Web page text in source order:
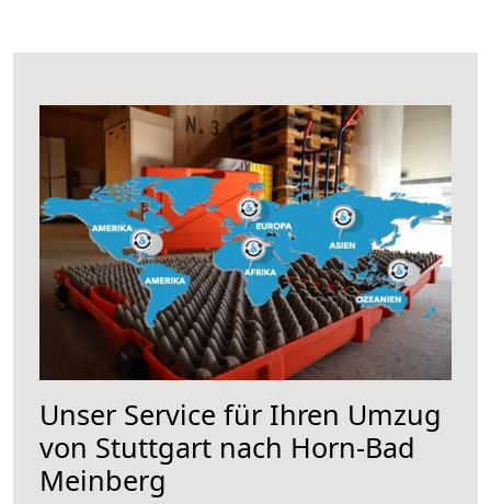
Unser Service für Ihren Umzug
von Stuttgart nach Horn-Bad
Meinberg